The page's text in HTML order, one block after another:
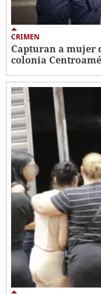
CRIMEN
Capturan a mujer
colonia